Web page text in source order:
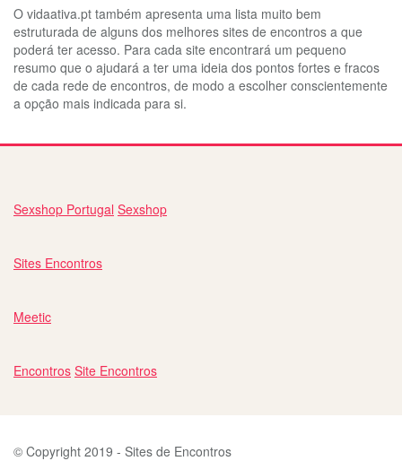
O vidaativa.pt também apresenta uma lista muito bem
estruturada de alguns dos melhores sites de encontros a que
poderá ter acesso. Para cada site encontrará um pequeno
resumo que o ajudará a ter uma ideia dos pontos fortes e fracos
de cada rede de encontros, de modo a escolher conscientemente
a opção mais indicada para si.
Sexshop Portugal Sexshop
Sites Encontros
Meetic
Encontros Site Encontros
© Copyright 2019 - Sites de Encontros